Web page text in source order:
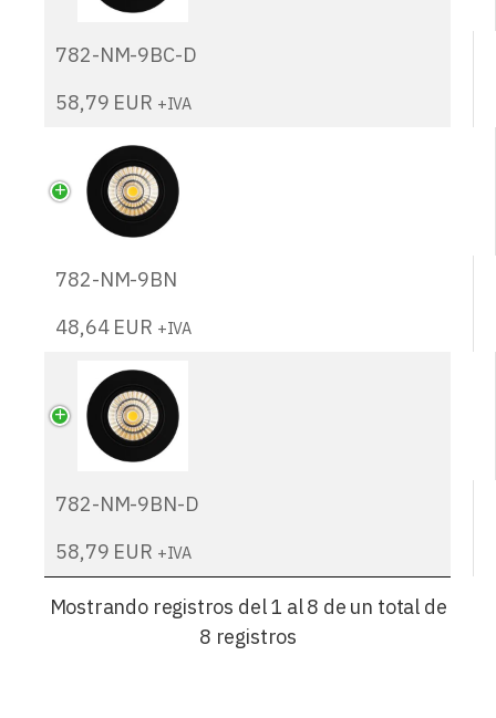
782-NM-9BC-D
58,79 EUR +IVA
782-NM-9BN
48,64 EUR +IVA
782-NM-9BN-D
58,79 EUR +IVA
Mostrando registros del 1 al 8 de un total de
8 registros